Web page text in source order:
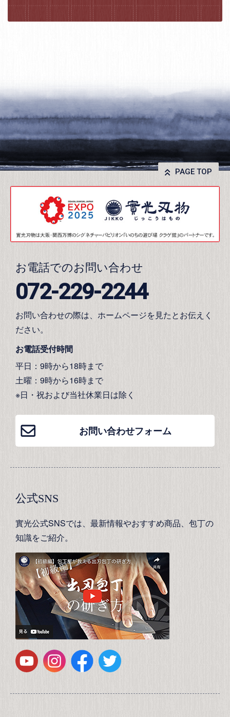
PAGE TOP
お電話でのお問い合わせ
072-229-2244
お問い合わせの際は、ホームページを見たとお伝えく
ださい。
お電話受付時間
平日：9時から18時まで
土曜：9時から16時まで
※日・祝および当社休業日は除く
お問い合わせフォーム
公式SNS
實光公式SNSでは、最新情報やおすすめ商品、包丁の
知識をご紹介。